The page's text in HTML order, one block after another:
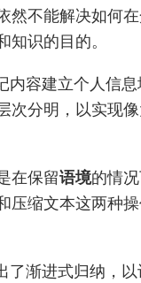
然不能解决如何
知识的目的。
内容建立个人信
次分明，以实现
在保留语境的情
压缩文本这两种
了渐进式归纳，以